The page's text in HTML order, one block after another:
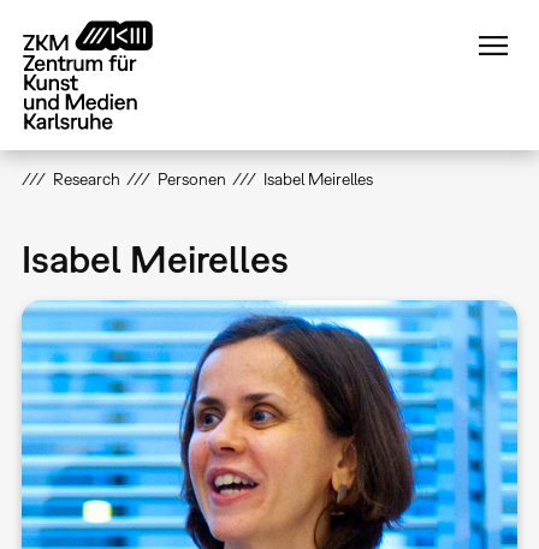
zum
Inhalt
Research Personen Isabel Meirelles
Isabel Meirelles